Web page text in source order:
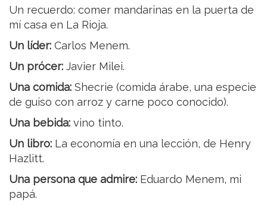
Un recuerdo: comer mandarinas en la puerta de
mí casa en La Rioja.
Un líder: Carlos Menem.
Un prócer: Javier Milei.
Una comida: Shecrie (comida árabe, una especie
de guiso con arroz y carne poco conocido).
Una bebida: vino tinto.
Un libro: La economía en una lección, de Henry
Hazlitt.
Una persona que admire: Eduardo Menem, mi
papá.